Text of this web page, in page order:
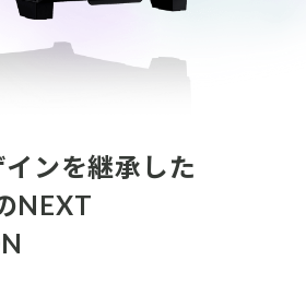
ンを継承した
NEXT